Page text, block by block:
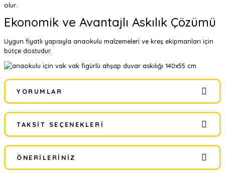
olur.
Ekonomik ve Avantajlı Askılık Çözümü
Uygun fiyatlı yapısıyla anaokulu malzemeleri ve kreş ekipmanları için
bütçe dostudur.
YORUMLAR
Bu ürüne ilk yorumu siz yapın!
Yorum Yaz
TAKSIT SEÇENEKLERI
ÖNERILERINIZ